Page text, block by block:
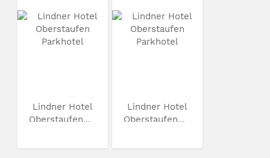
Lindner Hotel
Oberstaufen...
Lindner Hotel
Oberstaufen...